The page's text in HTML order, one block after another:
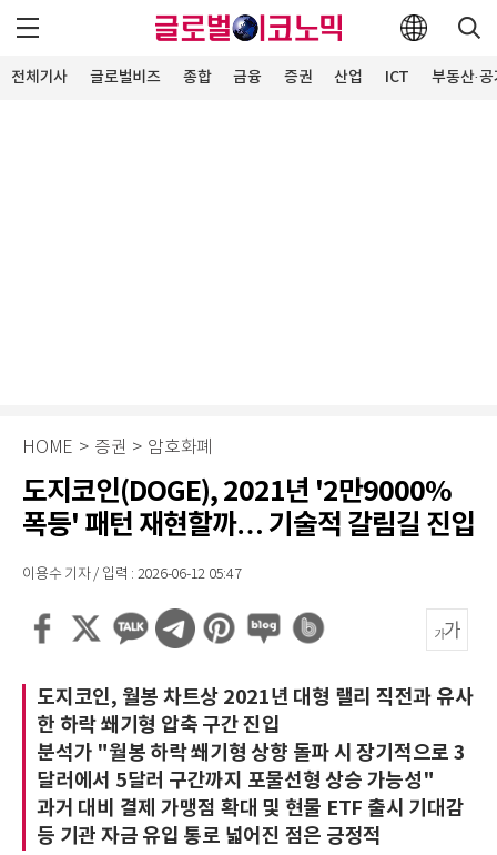
전체기사 글로벌비즈 종합 금융 증권 산업 ICT 부동산·
HOME > 증권 > 암호화폐
도지코인(DOGE), 2021년 '2만9000%
폭등' 패턴 재현할까… 기술적 갈림길 진입
이용수 기자 / 입력 : 2026-06-12 05:47
도지코인, 월봉 차트상 2021년 대형 랠리 직전과 유사
한 하락 쐐기형 압축 구간 진입
분석가 "월봉 하락 쐐기형 상향 돌파 시 장기적으로 3
달러에서 5달러 구간까지 포물선형 상승 가능성"
과거 대비 결제 가맹점 확대 및 현물 ETF 출시 기대감
등 기관 자금 유입 통로 넓어진 점은 긍정적